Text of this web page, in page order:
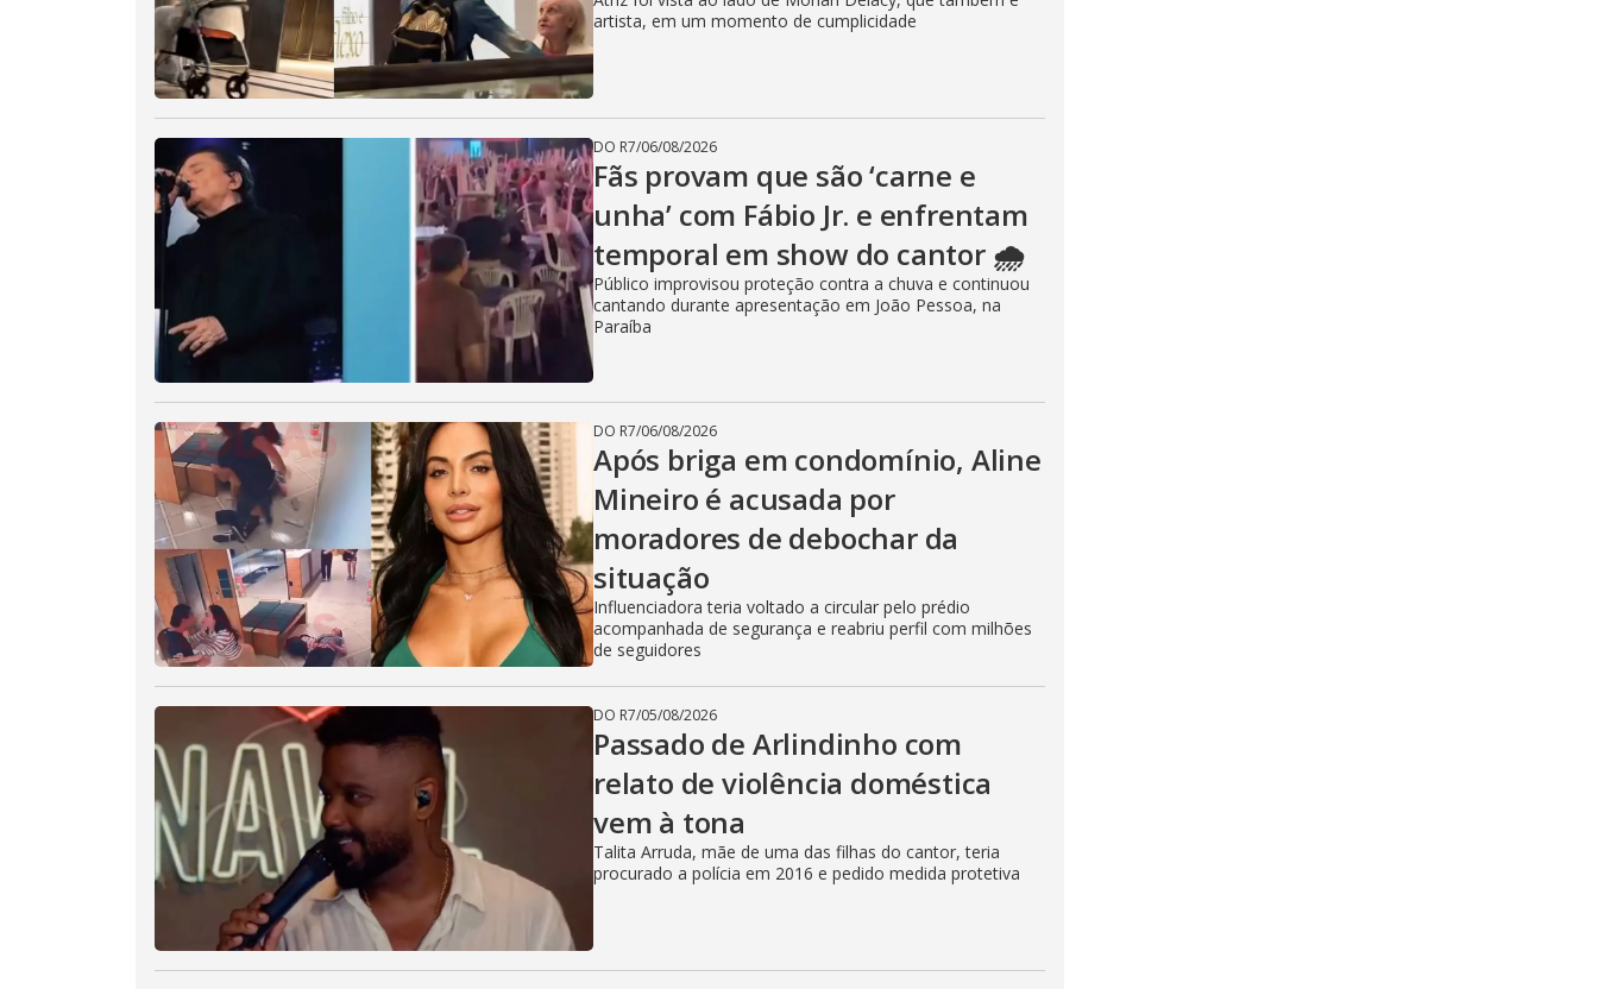
artista, em um momento de cumplicidade
DO R7/06/08/2026
Fãs provam que são ‘carne e
unha’ com Fábio Jr. e enfrentam
temporal em show do cantor 🌧️
Público improvisou proteção contra a chuva e continuou
cantando durante apresentação em João Pessoa, na
Paraíba
DO R7/06/08/2026
Após briga em condomínio, Aline
Mineiro é acusada por
moradores de debochar da
situação
Influenciadora teria voltado a circular pelo prédio
acompanhada de segurança e reabriu perfil com milhões
de seguidores
DO R7/05/08/2026
Passado de Arlindinho com
relato de violência doméstica
vem à tona
Talita Arruda, mãe de uma das filhas do cantor, teria
procurado a polícia em 2016 e pedido medida protetiva